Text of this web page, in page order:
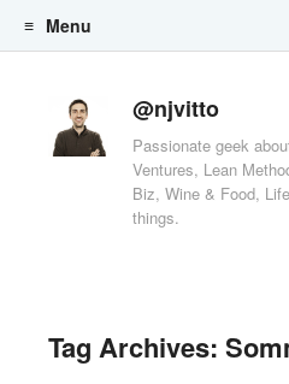
@njvitto
Passionate geek
Ventures, Lean
Biz, Wine & Food,
things.
Menu
Tag Archives: